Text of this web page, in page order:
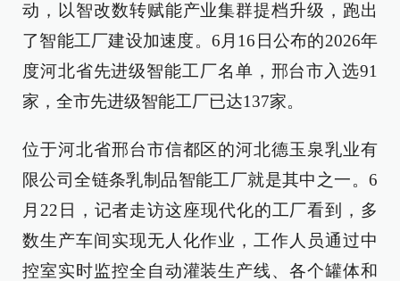
动，以智改数转赋能产业集群提档升级，跑出
了智能工厂建设加速度。6月16日公布的2026年
度河北省先进级智能工厂名单，邢台市入选91
家，全市先进级智能工厂已达137家。
位于河北省邢台市信都区的河北德玉泉乳业有
限公司全链条乳制品智能工厂就是其中之一。6
月22日，记者走访这座现代化的工厂看到，多
数生产车间实现无人化作业，工作人员通过中
控室实时监控全自动灌装生产线、各个罐体和